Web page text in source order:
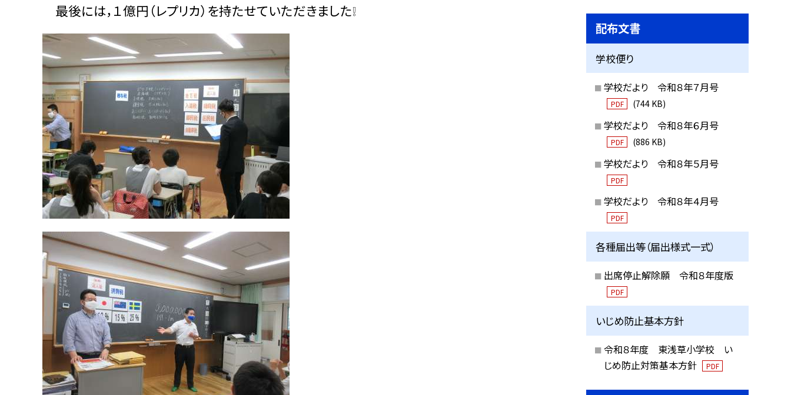
最後には，１億円（レプリカ）を持たせていただきました❕
配布文書
学校便り
学校だより 令和８年７月号
PDF (744 KB)
学校だより 令和８年６月号
PDF (886 KB)
学校だより 令和８年５月号
PDF
学校だより 令和８年４月号
PDF
各種届出等（届出様式一式）
出席停止解除願 令和８年度版
PDF
いじめ防止基本方針
令和８年度 東浅草小学校 い
じめ防止対策基本方針
PDF